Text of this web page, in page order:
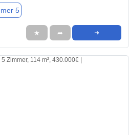
5
★ ➦ ➜